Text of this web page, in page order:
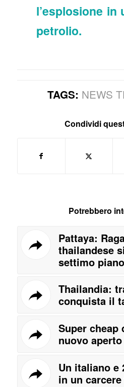
l’esplosione in
petrolio.
TAGS: NEWS
Condividi
Potrebbero
Pattaya:
thailandese
settimo
Thailandia:
conquista il
Super cheap
nuovo aperto
Un italiano e
in un